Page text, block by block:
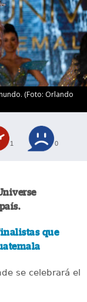
(Foto: Orlando
1 0
que
se celebrará el